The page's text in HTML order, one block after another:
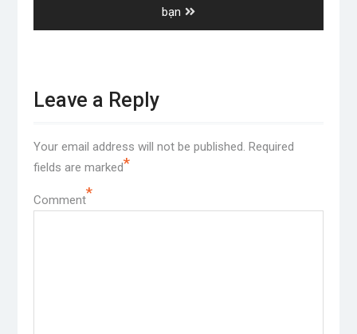
bạn
Leave a Reply
Your email address will not be published. Required
fields are marked*
Comment*